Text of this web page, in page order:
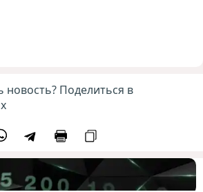
новость? Поделиться в